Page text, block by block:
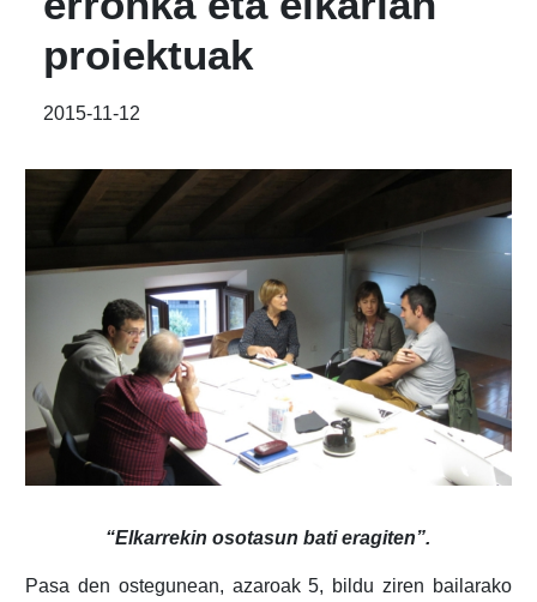
proiektuak
2015-11-12
“Elkarrekin osotasun bati eragiten”.
Pasa den ostegunean, azaroak 5, bildu ziren bailarako